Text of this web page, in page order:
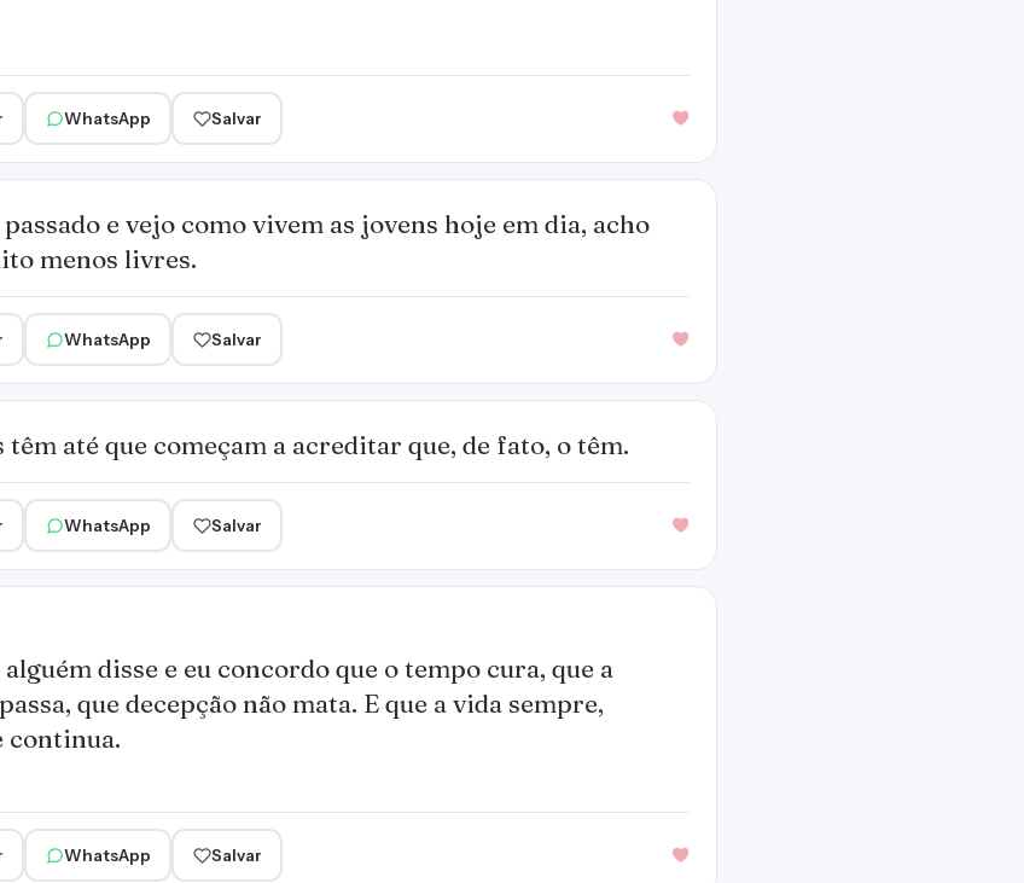
WhatsApp Salvar
e vejo como vivem as jovens hoje em dia, acho
menos livres.
WhatsApp Salvar
têm até que começam a acreditar que, de fato, o têm.
WhatsApp Salvar
disse e eu concordo que o tempo cura, que a
que decepção não mata. E que a vida sempre,
continua.
WhatsApp Salvar